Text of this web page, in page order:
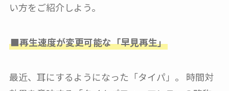
い方をご紹介しよう。
■再生速度が変更可能な「早見再生」
最近、耳にするようになった「タイパ」。 時間対